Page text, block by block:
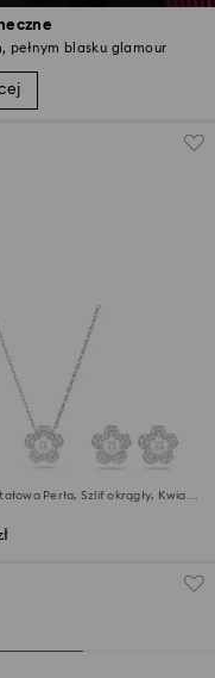
pełnym blasku glamour
Ariana Grande x
Perła, Szlif okrągły, Kwiat,